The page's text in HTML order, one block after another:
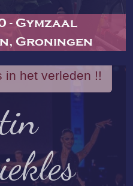
- Gymzaal
Groningen
in het verleden !!